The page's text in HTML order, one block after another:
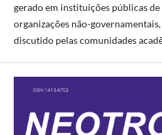
gerado em instituições públicas
organizações não-
discutido pelas comunidades